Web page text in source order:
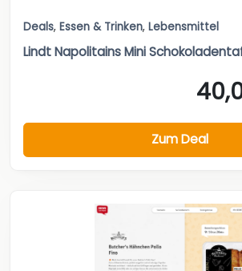
Deals, Essen & Trinken, Lebensmittel
Lindt Napolitains Mini
Zum Deal